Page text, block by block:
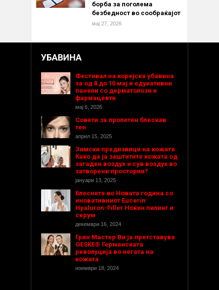
борба за поголема
безбедност во сообраќајот
мај 27, 2026
УБАВИНА
Фестивал на корејска убавина
за од 8 до 10 мај и едукативни
панели со дерматолози и
фармацевти
мај 6, 2026
Совети за пролетен блескав
тен
април 15, 2025
Зимски предизвици на кожата:
Како да ја заштитите кожата од
загаден воздух и сув воздух во
затворени простории?
јануари 13, 2025
Блеснете во Новата година со
иновативниот Eucerin
Hyaluron-Filler Ноќен пилинг и
серум
декември 16, 2024
Грин Мастер Ви ја претставува
GESKE® Германската
револуција во негата на
кожата
ноември 18, 2024